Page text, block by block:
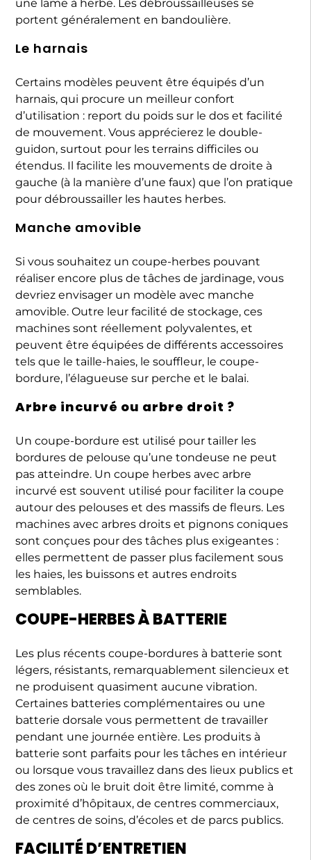
une lame à herbe. Les débroussailleuses se
portent généralement en bandoulière.
Le harnais
Certains modèles peuvent être équipés d’un
harnais, qui procure un meilleur confort
d’utilisation : report du poids sur le dos et facilité
de mouvement. Vous apprécierez le double-
guidon, surtout pour les terrains difficiles ou
étendus. Il facilite les mouvements de droite à
gauche (à la manière d’une faux) que l’on pratique
pour débroussailler les hautes herbes.
Manche amovible
Si vous souhaitez un coupe-herbes pouvant
réaliser encore plus de tâches de jardinage, vous
devriez envisager un modèle avec manche
amovible. Outre leur facilité de stockage, ces
machines sont réellement polyvalentes, et
peuvent être équipées de différents accessoires
tels que le taille-haies, le souffleur, le coupe-
bordure, l’élagueuse sur perche et le balai.
Arbre incurvé ou arbre droit ?
Un coupe-bordure est utilisé pour tailler les
bordures de pelouse qu’une tondeuse ne peut
pas atteindre. Un coupe herbes avec arbre
incurvé est souvent utilisé pour faciliter la coupe
autour des pelouses et des massifs de fleurs. Les
machines avec arbres droits et pignons coniques
sont conçues pour des tâches plus exigeantes :
elles permettent de passer plus facilement sous
les haies, les buissons et autres endroits
semblables.
COUPE-HERBES À BATTERIE
Les plus récents coupe-bordures à batterie sont
légers, résistants, remarquablement silencieux et
ne produisent quasiment aucune vibration.
Certaines batteries complémentaires ou une
batterie dorsale vous permettent de travailler
pendant une journée entière. Les produits à
batterie sont parfaits pour les tâches en intérieur
ou lorsque vous travaillez dans des lieux publics et
des zones où le bruit doit être limité, comme à
proximité d’hôpitaux, de centres commerciaux,
de centres de soins, d’écoles et de parcs publics.
FACILITÉ D’ENTRETIEN